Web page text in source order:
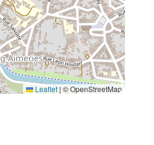
Leaflet|© OpenStreetMap